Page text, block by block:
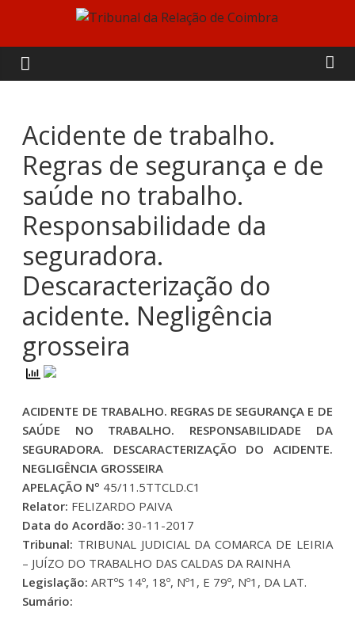
content
Tribunal
da
Relação
de
Coimbra
Acidente de trabalho.
Regras de segurança e de
saúde no trabalho.
Responsabilidade da
seguradora.
Descaracterização do
acidente. Negligência
grosseira
ACIDENTE DE TRABALHO. REGRAS DE SEGURANÇA E DE
SAÚDE NO TRABALHO. RESPONSABILIDADE DA
SEGURADORA. DESCARACTERIZAÇÃO DO ACIDENTE.
NEGLIGÊNCIA GROSSEIRA
APELAÇÃO Nº 45/11.5TTCLD.C1
Relator: FELIZARDO PAIVA
Data do Acordão:30-11-2017
Tribunal: TRIBUNAL JUDICIAL DA COMARCA DE LEIRIA
– JUÍZO DO TRABALHO DAS CALDAS DA RAINHA
Legislação: ARTºS 14º, 18º, Nº1, E 79º, Nº1, DA LAT.
Sumário: